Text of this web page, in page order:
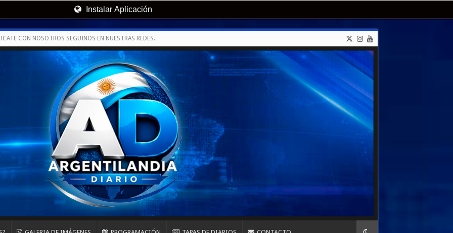
Instalar Aplicación
CON NOSOTROS SEGUINOS EN NUESTRAS REDES.